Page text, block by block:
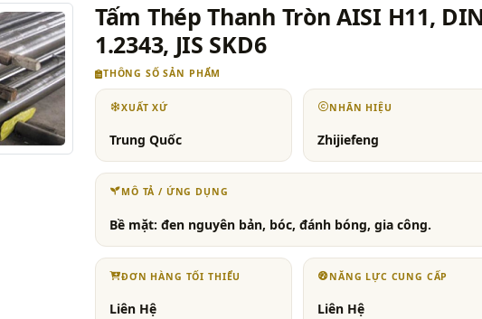
Tấm Thép Thanh Tròn AISI H11,
1.2343, JIS SKD6
THÔNG SỐ SẢN PHẨM
XUẤT XỨ
Trung Quốc
NHÃN HIỆU
Zhijiefeng
MÔ TẢ / ỨNG DỤNG
Bề mặt: đen nguyên bản, bóc, đánh bóng, gia công.
ĐƠN HÀNG TỐI THIỂU
Liên Hệ
NĂNG LỰC CUNG CẤP
Liên Hệ